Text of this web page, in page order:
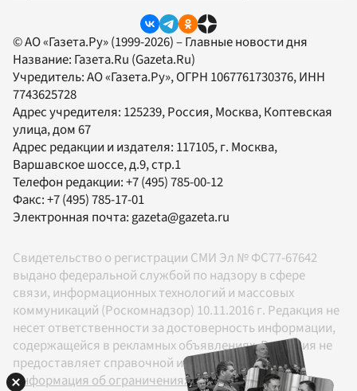
© АО «Газета.Ру» (1999-2026) – Главные новости дня
Название: Газета.Ru (Gazeta.Ru)
Учредитель:АО «Газета.Ру», ОГРН 1067761730376, ИНН
7743625728
Адрес учредителя: 125239, Россия, Москва, Коптевская
улица, дом 67
Адрес редакции и издателя: 117105, г. Москва,
Варшавское шоссе, д.9, стр.1
Телефон редакции:+7 (495) 785-00-12
Факс:+7 (495) 785-17-01
Электронная почта:gazeta@gazeta.ru
Свидетельство о регистрации СМИ Эл № ФС77-67642
выдано федеральной службой по надзору в сфере
связи, информационных технологий и массовых
коммуникаций (Роскомнадзор) 10.11.2016 г. Редакция не
несет ответственности за достоверность информации,
содержащейся в рекламных объявлениях. Редакция не
предоставляет справочной информации.
Информация об ограничениях